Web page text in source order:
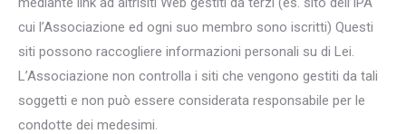
cui l’Associazione ed ogni suo membro sono iscritti) Questi
siti possono raccogliere informazioni personali su di Lei.
L’Associazione non controlla i siti che vengono gestiti da tali
soggetti e non può essere considerata responsabile per le
condotte dei medesimi.